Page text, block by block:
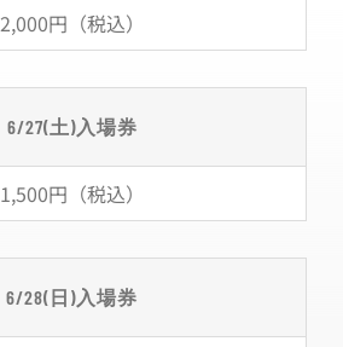
2,000円（税込）
6/27(土)入場券
1,500円（税込）
6/28(日)入場券